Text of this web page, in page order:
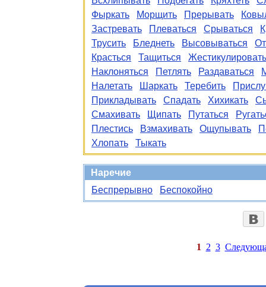
Фыркать
Морщить Прерывать
Застревать
Плеваться Срываться
Трусить
Бледнеть Высовываться
Красться
Тащиться
Жестикулировать
Наклоняться
Петлять Раздаваться
Налетать
Шаркать Теребить
Прикладывать
Спадать Хихикать
Смахивать
Щипать Путаться
Плестись
Взмахивать Ощупывать
Хлопать
Тыкать
Наречие
Беспрерывно
Беспокойно
1 2 3